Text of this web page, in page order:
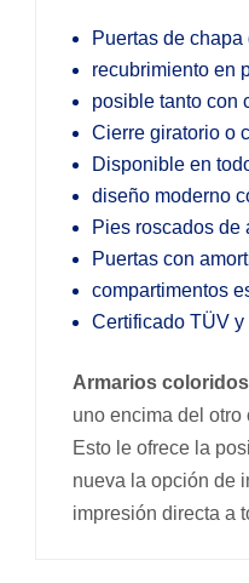
Puertas de
recubrimiento en
posible tanto con
Cierre giratorio o
Disponible en
diseño moderno
Pies roscados de
Puertas con
compartimentos
Certificado TÜV
Armarios
uno encima del
Esto le ofrece la
nueva la opción de
impresión directa a